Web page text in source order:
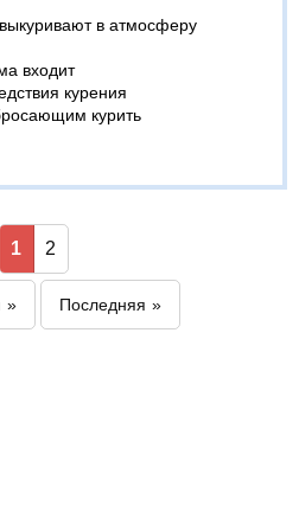
в атмосферу
входит
курения
курить
1 2
Последняя